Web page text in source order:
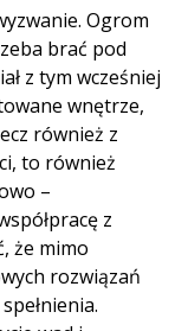
Ogrom
brać pod
z tym wcześniej
wnętrze,
również z
to również
–
z
że mimo
rozwiązań